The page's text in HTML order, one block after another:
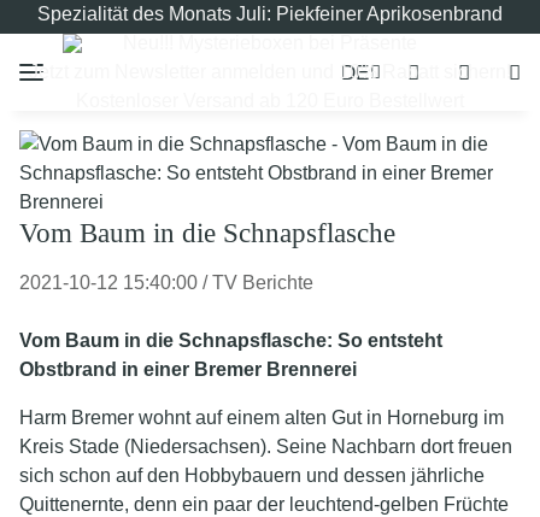
Spezialität des Monats Juli: Piekfeiner Aprikosenbrand
Jetzt zum Newsletter anmelden und 10% Rabatt sichern!
DE
Vom Baum in die Schnapsflasche
2021-10-12 15:40:00 /TV Berichte
Vom Baum in die Schnapsflasche: So entsteht
Obstbrand in einer Bremer Brennerei
Harm Bremer wohnt auf einem alten Gut in Horneburg im
Kreis Stade (Niedersachsen). Seine Nachbarn dort freuen
sich schon auf den Hobbybauern und dessen jährliche
Quittenernte, denn ein paar der leuchtend-gelben Früchte